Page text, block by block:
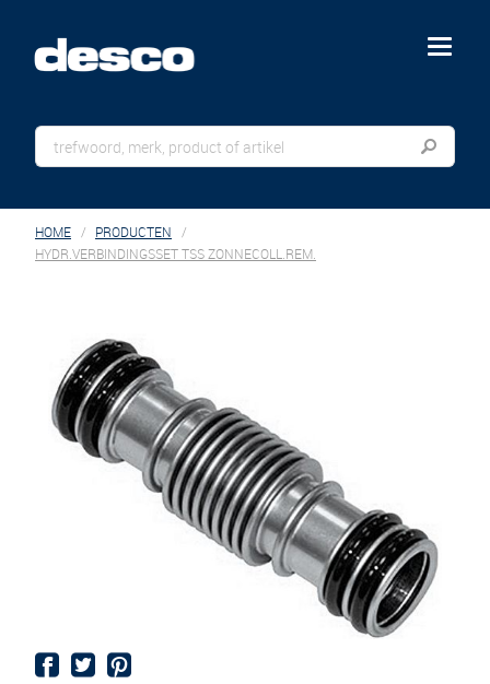
menu
HOME
PRODUCTEN
HYDR.VERBINDINGSSET TSS ZONNECOLL.REM.